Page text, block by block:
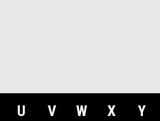
U V W X Y